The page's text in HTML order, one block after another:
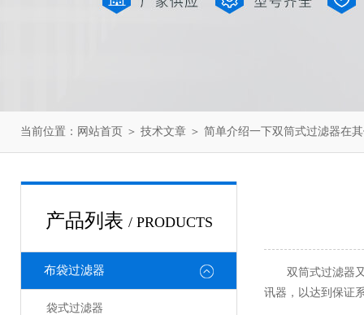
当前位置： 网站首页 ＞ 技术文章 ＞ 简单介绍一下双筒式过滤器在
产品列表 / PRODUCTS
布袋过滤器
袋式过滤器
双筒式过滤器又
讯器，以达到保证